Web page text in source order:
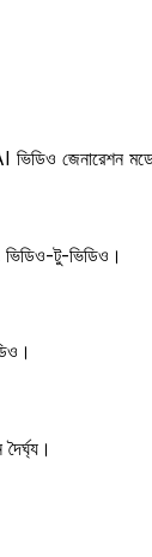
জেনারেশন মডেল
টু-ভিডিও।